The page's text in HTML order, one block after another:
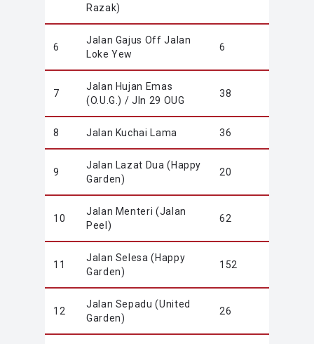
Razak)
6
Jalan Gajus Off Jalan
Loke Yew
6
7
Jalan Hujan Emas
(O.U.G.) / Jln 29 OUG
38
8 Jalan Kuchai Lama 36
9
Jalan Lazat Dua (Happy
Garden)
20
10
Jalan Menteri (Jalan
Peel)
62
11
Jalan Selesa (Happy
Garden)
152
12
Jalan Sepadu (United
Garden)
26